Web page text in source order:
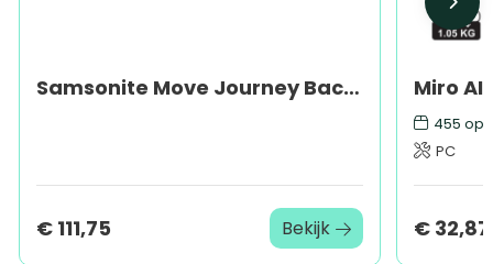
Samsonite Move Journey Backpack/Duffle S
€ 111,75 Bekijk
455 op
PC
€ 32,87